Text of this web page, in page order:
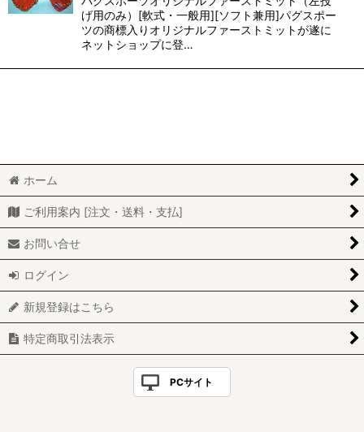
げ用のみ）[軟式・一般用][ソフト兼用]パグスポー
ツの商標入りオリジナルファーストミットが遂に
ネットショップに登…
ホーム
ご利用案内 [注文・送料・支払]
お問い合せ
ログイン
新規登録はこちら
特定商取引法表示
PCサイト